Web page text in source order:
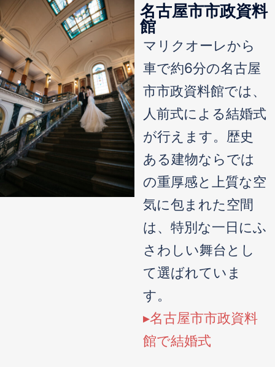
名古屋市市政資料
館
マリクオーレから
車で約6分の名古屋
市市政資料館では、
人前式による結婚式
が行えます。歴史
ある建物ならでは
の重厚感と上質な空
気に包まれた空間
は、特別な一日にふ
さわしい舞台とし
て選ばれていま
す。
▸名古屋市市政資料
館で結婚式